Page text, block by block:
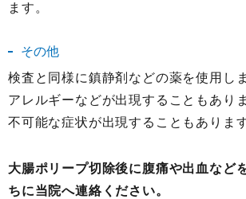
ます。
その他
検査と同様に鎮静剤などの薬を使用し
アレルギーなどが出現することもあり
不可能な症状が出現することもあります
大腸ポリープ切除後に腹痛や出血など
ちに当院へ連絡ください。